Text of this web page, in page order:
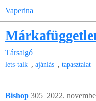
Vaperina
Társalgó
lets-talk , ajánlás , tapasztalat
Bishop 2022.
305